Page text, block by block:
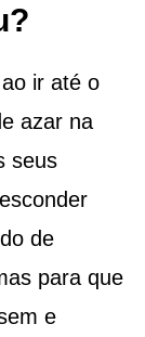
ir até o
azar na
seus
de
para que
e